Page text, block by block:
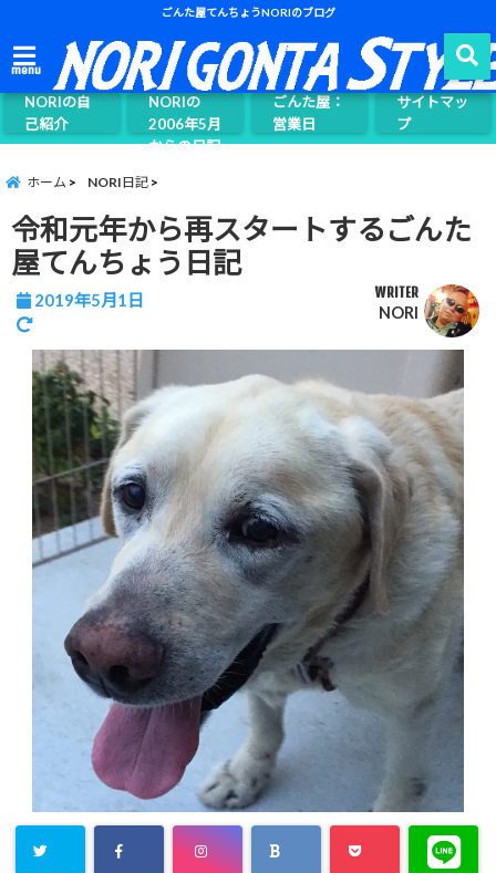
ごんた屋てんちょうNORIのブログ
menu
NORIの自
己紹介
ごんた屋て
んちょう
NORIの
2006年5月
からの日記
ごんた屋：
営業日
サイトマッ
プ
ホーム NORI日記
令和元年から再スタートするごんた
屋てんちょう日記
2019年5月1日 WRITER
NORI